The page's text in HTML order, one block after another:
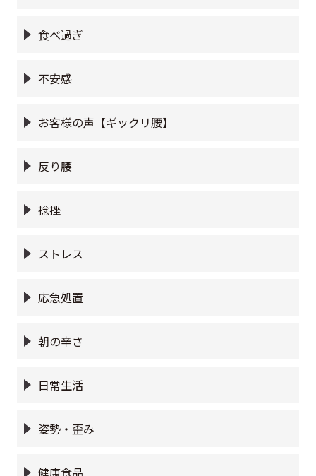
食べ過ぎ
不安感
お客様の声【ギックリ腰】
反り腰
捻挫
ストレス
応急処置
朝の辛さ
日常生活
姿勢・歪み
健康食品